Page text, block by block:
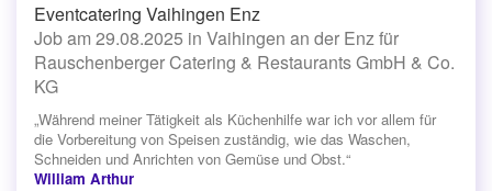
Eventcatering Vaihingen Enz
Job am 29.08.2025 in Vaihingen an der Enz für
Rauschenberger Catering & Restaurants GmbH & Co.
KG
„Während meiner Tätigkeit als Küchenhilfe war ich vor allem für
die Vorbereitung von Speisen zuständig, wie das Waschen,
Schneiden und Anrichten von Gemüse und Obst.“
William Arthur